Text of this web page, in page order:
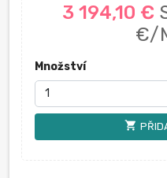
3 194,10 €
€/
Množství
shopping_cart